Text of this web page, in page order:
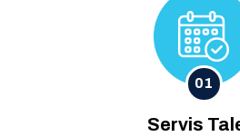
01
Servis